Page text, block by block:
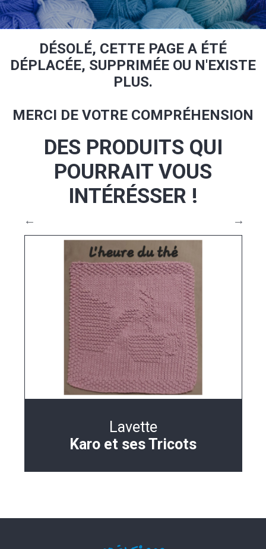
DÉSOLÉ, CETTE PAGE A ÉTÉ
DÉPLACÉE, SUPPRIMÉE OU N'EXISTE
PLUS.
MERCI DE VOTRE COMPRÉHENSION
DES PRODUITS QUI
POURRAIT VOUS
INTÉRÉSSER !
Lavette
Karo et ses Tricots